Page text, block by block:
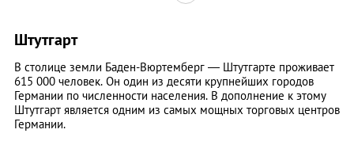
Штутгарт
В столице земли Баден-Вюртемберг — Штутгарте проживает
615 000 человек. Он один из десяти крупнейших городов
Германии по численности населения. В дополнение к этому
Штутгарт является одним из самых мощных торговых центров
Германии.